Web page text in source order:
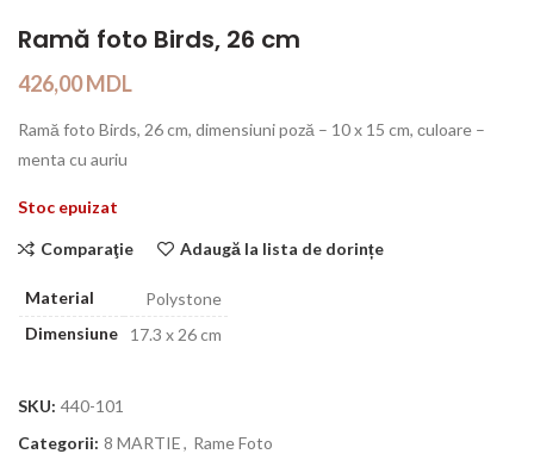
Ramă foto Birds, 26 cm
426,00MDL
Ramă foto Birds, 26 cm, dimensiuni poză – 10 x 15 cm, сuloare –
menta cu auriu
Stoc epuizat
Comparaţie Adaugă la lista de dorințe
Material
Polystone
Dimensiune
17.3 x 26 cm
SKU: 440-101
Categorii: 8 MARTIE, Rame Foto